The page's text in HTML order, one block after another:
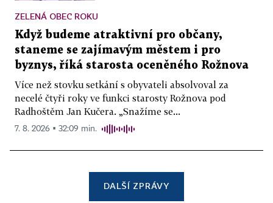
ZELENÁ OBEC ROKU
Když budeme atraktivní pro občany,
staneme se zajímavým městem i pro
byznys, říká starosta oceněného Rožnova
Více než stovku setkání s obyvateli absolvoval za
necelé čtyři roky ve funkci starosty Rožnova pod
Radhoštěm Jan Kučera. „Snažíme se...
7. 8. 2026 ▪ 32:09 min.
DALŠÍ ZPRÁVY